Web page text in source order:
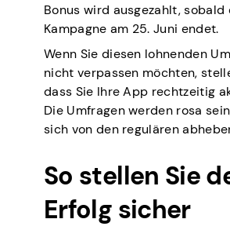
Bonus wird ausgezahlt, sobald
Kampagne am 25. Juni endet.
Wenn Sie diesen lohnenden
nicht verpassen möchten,
dass Sie Ihre App rechtzeitig
Die Umfragen werden rosa
sich von den regulären
So stellen Sie
Erfolg sicher